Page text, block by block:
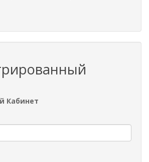
Кабинет